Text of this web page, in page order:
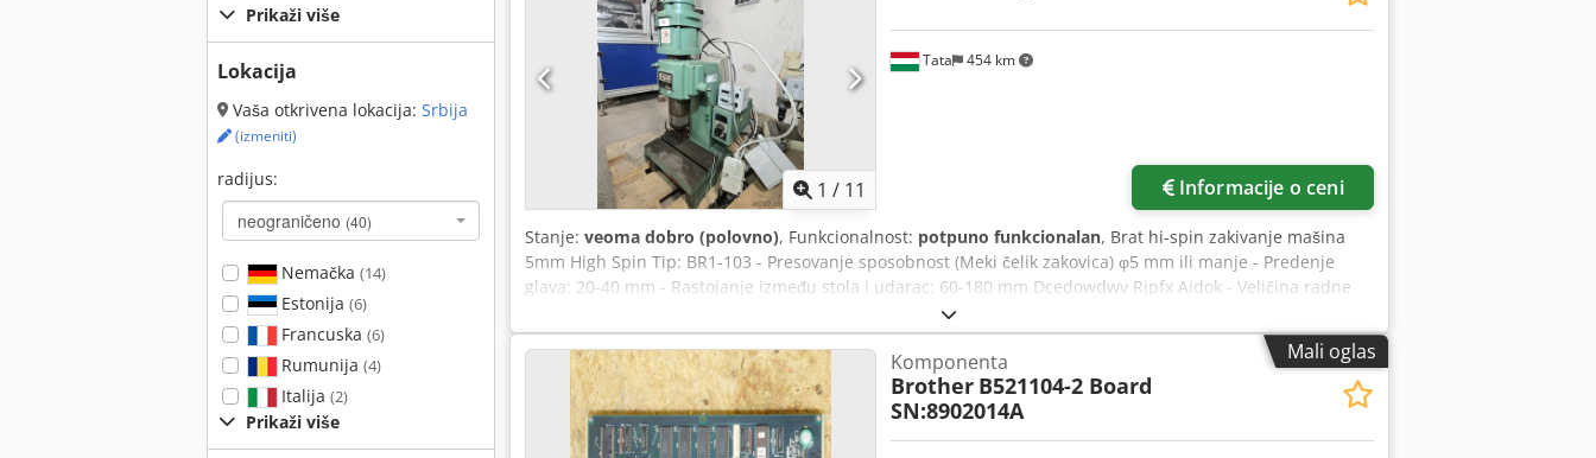
Prikaži više
Lokacija
Vaša otkrivena lokacija: Srbija
(izmeniti)
radijus:
neograničeno (40)
Nemačka (14)
Estonija (6)
Francuska (6)
Rumunija (4)
Italija (2)
Prikaži više
1 / 11
Tata 454 km
Informacije o ceni
Stanje: veoma dobro (polovno), Funkcionalnost: potpuno funkcionalan, Brat hi-spin zakivanje mašina
5mm High Spin Tip: BR1-103 - Presovanje sposobnost (Meki čelik zakovica) φ5 mm ili manje - Predenje
glava: 20-40 mm - Rastojanje između stola i udarac: 60-180 mm Dcedowdwv Rjpfx Aidok - Veličina radne
površine stola: 310 k 180 mm -Opseg podešavanja vremena obrade: 0.3-5 sekundi - Normalni pritisak:
(Varira u zavisnosti od uslova pritiska) 2-5 kg / cm2 Potrošnja vazduha: Napajanje i motor Trofazni 200 V
0,2 kV 4-polni Veličina mašine Širina 390 k Dubina 510 k Visina 1000mm Težina mašine 95 kg
Mali oglas
Komponenta
Brother B521104-2 Board
SN:8902014A